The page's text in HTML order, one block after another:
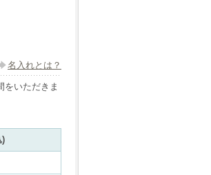
名入れとは？
をいただきま
)